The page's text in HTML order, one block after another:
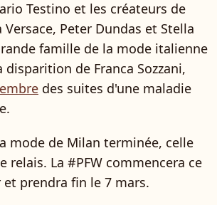
Testino et les créateurs de
Peter Dundas et Stella
famille de la mode italienne
disparition de Franca Sozzani,
des suites d'une maladie
mode de Milan terminée, celle
relais. La #PFW commencera ce
prendra fin le 7 mars.